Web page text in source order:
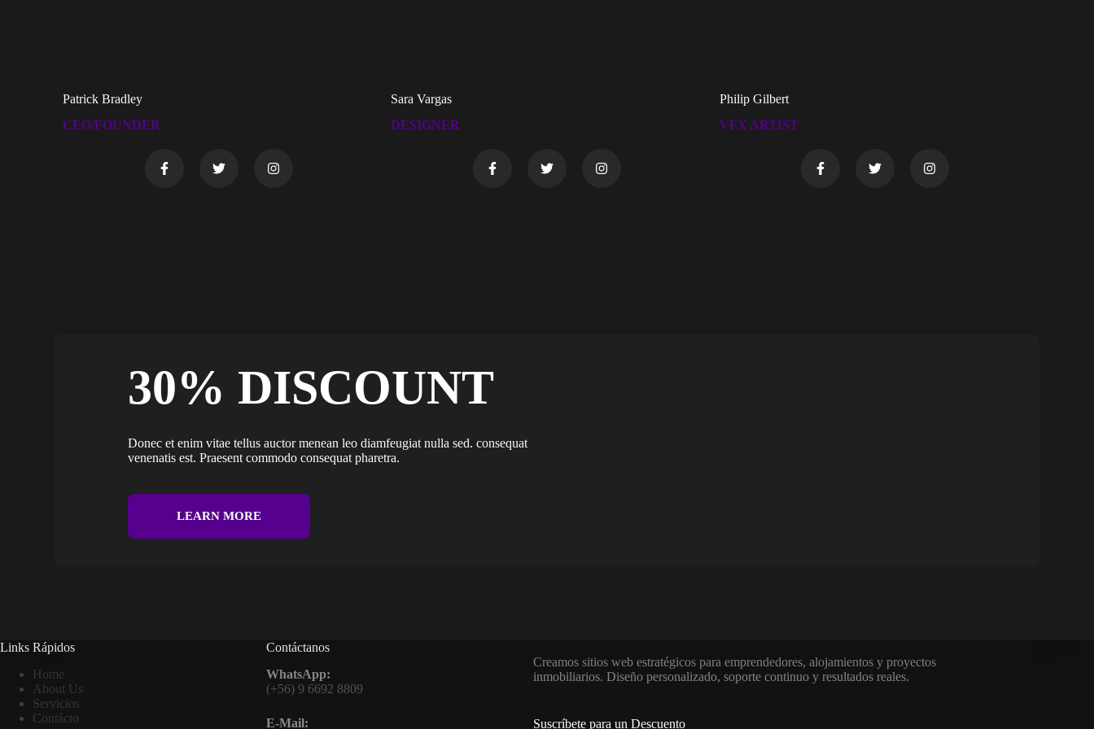
Patrick Bradley
CEO/FOUNDER
Sara Vargas
DESIGNER
Philip Gilbert
VFX ARTIST
30% DISCOUNT
Donec et enim vitae tellus auctor menean leo diamfeugiat nulla sed. consequat
venenatis est. Praesent commodo consequat pharetra.
LEARN MORE
Links Rápidos
Home
About Us
Servicios
Contácto
Contáctanos
WhatsApp:
(+56) 9 6692 8809
E-Mail:
Creamos sitios web estratégicos para emprendedores, alojamientos y proyectos
inmobiliarios. Diseño personalizado, soporte continuo y resultados reales.
Suscríbete para un Descuento